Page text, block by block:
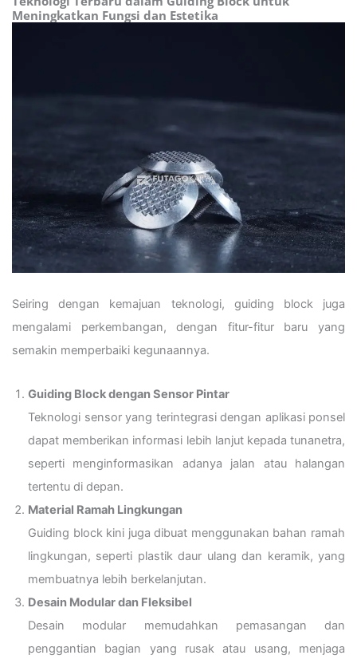
Meningkatkan Fungsi dan Estetika
Seiring dengan kemajuan teknologi, guiding block juga
mengalami perkembangan, dengan fitur-fitur baru yang
semakin memperbaiki kegunaannya.
Guiding Block dengan Sensor Pintar
Teknologi sensor yang terintegrasi dengan aplikasi ponsel
dapat memberikan informasi lebih lanjut kepada tunanetra,
seperti menginformasikan adanya jalan atau halangan
tertentu di depan.
Material Ramah Lingkungan
Guiding block kini juga dibuat menggunakan bahan ramah
lingkungan, seperti plastik daur ulang dan keramik, yang
membuatnya lebih berkelanjutan.
Desain Modular dan Fleksibel
Desain modular memudahkan pemasangan dan
penggantian bagian yang rusak atau usang, menjaga